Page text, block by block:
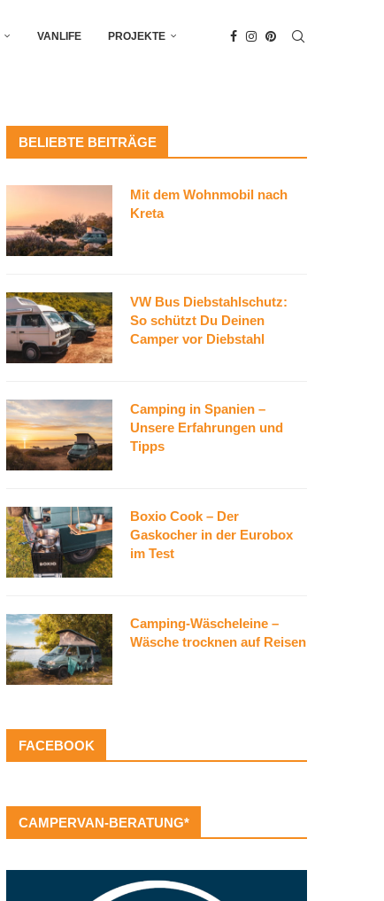
VANLIFE PROJEKTE
BELIEBTE BEITRÄGE
Mit dem Wohnmobil nach
Kreta
VW Bus Diebstahlschutz:
So schützt Du Deinen
Camper vor Diebstahl
Camping in Spanien –
Unsere Erfahrungen und
Tipps
Boxio Cook – Der
Gaskocher in der Eurobox
im Test
Camping-Wäscheleine –
Wäsche trocknen auf Reisen
FACEBOOK
CAMPERVAN-BERATUNG*